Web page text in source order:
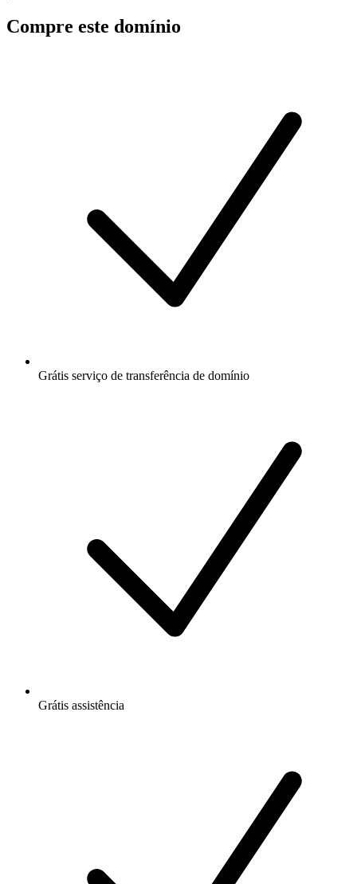
Compre este domínio
Grátis serviço de transferência de domínio
Grátis assistência